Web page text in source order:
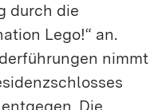
durch die
Lego!“ an.
nimmt
Die